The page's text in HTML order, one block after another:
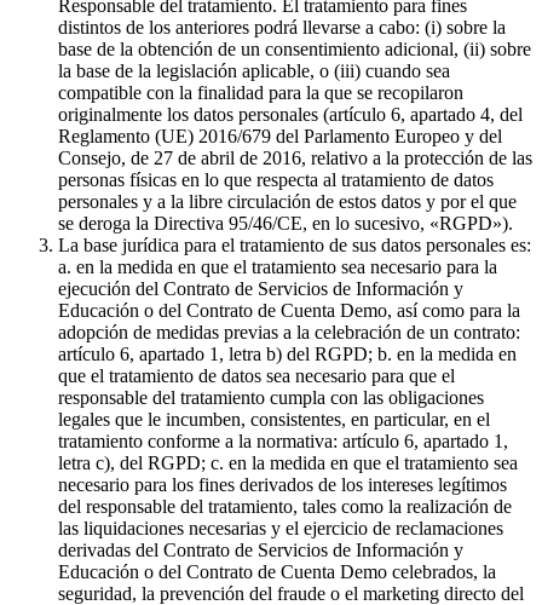
Responsable del tratamiento. El tratamiento para fines
distintos de los anteriores podrá llevarse a cabo: (i) sobre la
base de la obtención de un consentimiento adicional, (ii) sobre
la base de la legislación aplicable, o (iii) cuando sea
compatible con la finalidad para la que se recopilaron
originalmente los datos personales (artículo 6, apartado 4, del
Reglamento (UE) 2016/679 del Parlamento Europeo y del
Consejo, de 27 de abril de 2016, relativo a la protección de las
personas físicas en lo que respecta al tratamiento de datos
personales y a la libre circulación de estos datos y por el que
se deroga la Directiva 95/46/CE, en lo sucesivo, «RGPD»).
La base jurídica para el tratamiento de sus datos personales es:
a. en la medida en que el tratamiento sea necesario para la
ejecución del Contrato de Servicios de Información y
Educación o del Contrato de Cuenta Demo, así como para la
adopción de medidas previas a la celebración de un contrato:
artículo 6, apartado 1, letra b) del RGPD; b. en la medida en
que el tratamiento de datos sea necesario para que el
responsable del tratamiento cumpla con las obligaciones
legales que le incumben, consistentes, en particular, en el
tratamiento conforme a la normativa: artículo 6, apartado 1,
letra c), del RGPD; c. en la medida en que el tratamiento sea
necesario para los fines derivados de los intereses legítimos
del responsable del tratamiento, tales como la realización de
las liquidaciones necesarias y el ejercicio de reclamaciones
derivadas del Contrato de Servicios de Información y
Educación o del Contrato de Cuenta Demo celebrados, la
seguridad, la prevención del fraude o el marketing directo del